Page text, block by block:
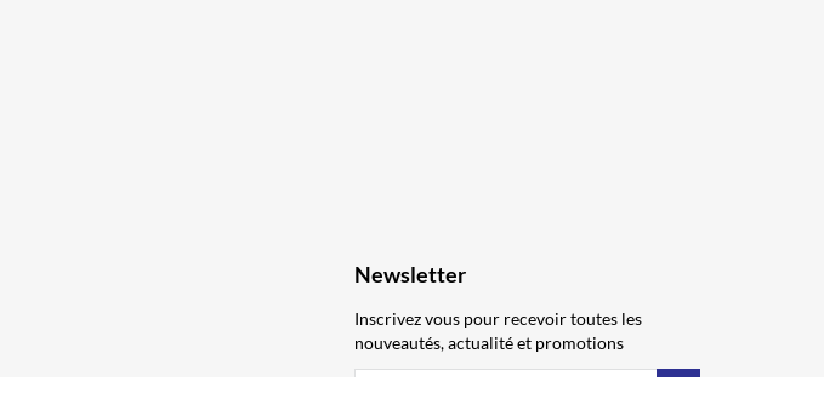
Newsletter
Inscrivez vous pour recevoir toutes les
nouveautés, actualité et promotions